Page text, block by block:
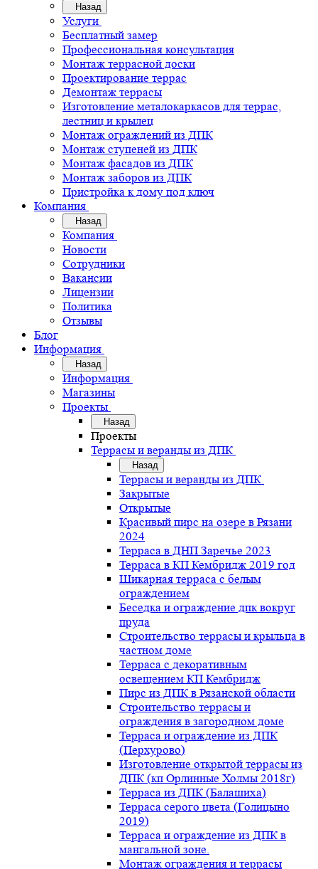
Назад
Услуги
Бесплатный замер
Профессиональная консультация
Монтаж террасной доски
Проектирование террас
Демонтаж террасы
Изготовление металокаркасов для террас,
лестниц и крылец
Монтаж ограждений из ДПК
Монтаж ступеней из ДПК
Монтаж фасадов из ДПК
Монтаж заборов из ДПК
Пристройка к дому под ключ
Компания
Назад
Компания
Новости
Сотрудники
Вакансии
Лицензии
Политика
Отзывы
Блог
Информация
Назад
Информация
Магазины
Проекты
Назад
Проекты
Террасы и веранды из ДПК
Назад
Террасы и веранды из ДПК
Закрытые
Открытые
Красивый пирс на озере в Рязани
2024
Терраса в ДНП Заречье 2023
Терраса в КП Кембридж 2019 год
Шикарная терраса с белым
ограждением
Беседка и ограждение дпк вокруг
пруда
Строительство террасы и крыльца в
частном доме
Терраса с декоративным
освещением КП Кембридж
Пирс из ДПК в Рязанской области
Строительство террасы и
ограждения в загородном доме
Терраса и ограждение из ДПК
(Перхурово)
Изготовление открытой террасы из
ДПК (кп Орлинные Холмы 2018г)
Терраса из ДПК (Балашиха)
Терраса серого цвета (Голицыно
2019)
Терраса и ограждение из ДПК в
мангальной зоне.
Монтаж ограждения и террасы